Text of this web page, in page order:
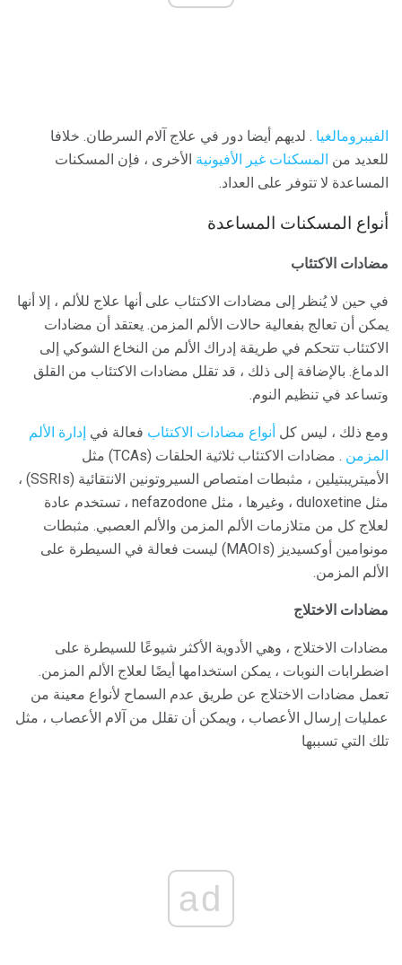
الفيبرومالغيا . لديهم أيضا دور في علاج آلام السرطان. خلافا
للعديد من المسكنات غير الأفيونية الأخرى ، فإن المسكنات
المساعدة لا تتوفر على العداد.
أنواع المسكنات المساعدة
مضادات الاكتئاب
في حين لا يُنظر إلى مضادات الاكتئاب على أنها علاج للألم ، إلا أنها
يمكن أن تعالج بفعالية حالات الألم المزمن. يعتقد أن مضادات
الاكتئاب تتحكم في طريقة إدراك الألم من النخاع الشوكي إلى
الدماغ. بالإضافة إلى ذلك ، قد تقلل مضادات الاكتئاب من القلق
وتساعد في تنظيم النوم.
ومع ذلك ، ليس كل أنواع مضادات الاكتئاب فعالة في إدارة الألم
المزمن
. مضادات الاكتئاب ثلاثية الحلقات (TCAs) مثل
الأميتريبتيلين ، مثبطات امتصاص السيروتونين الانتقائية (SSRIs) ،
مثل duloxetine ، وغيرها ، مثل nefazodone ، تستخدم عادة
لعلاج كل من متلازمات الألم المزمن والألم العصبي. مثبطات
مونوامين أوكسيديز (MAOIs) ليست فعالة في السيطرة على
الألم المزمن.
مضادات الاختلاج
مضادات الاختلاج ، وهي الأدوية الأكثر شيوعًا للسيطرة على
اضطرابات النوبات ، يمكن استخدامها أيضًا لعلاج الألم المزمن.
تعمل مضادات الاختلاج عن طريق عدم السماح لأنواع معينة من
عمليات إرسال الأعصاب ، ويمكن أن تقلل من آلام الأعصاب ، مثل
تلك التي تسببها
ad